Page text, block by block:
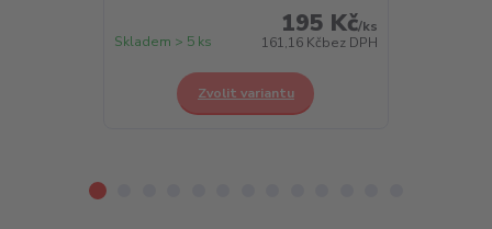
195 Kč/ks
161,16 Kčbez DPH
Skladem > 5 ks
Zvolit variantu